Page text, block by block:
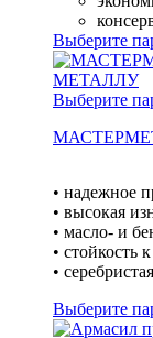
Выберите
Выберите
• надежное
• высокая
• масло- и
• стойкость
• серебристая
Выберите